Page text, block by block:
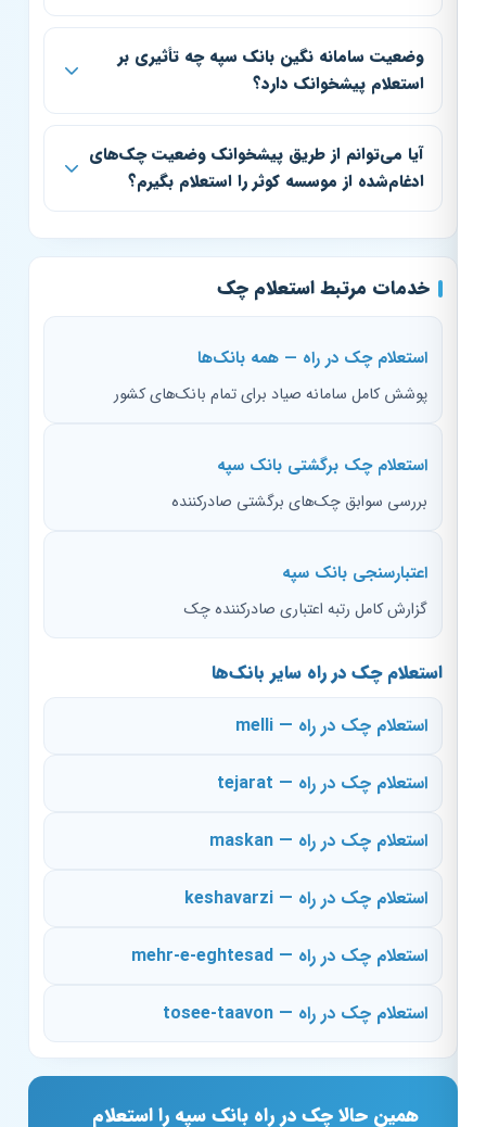
وضعیت سامانه نگین بانک سپه چه تأثیری بر
استعلام پیشخوانک دارد؟
آیا می‌توانم از طریق پیشخوانک وضعیت چک‌های
ادغام‌شده از موسسه کوثر را استعلام بگیرم؟
خدمات مرتبط استعلام چک
استعلام چک در راه — همه بانک‌ها
پوشش کامل سامانه صیاد برای تمام بانک‌های کشور
استعلام چک برگشتی بانک سپه
بررسی سوابق چک‌های برگشتی صادرکننده
اعتبارسنجی بانک سپه
گزارش کامل رتبه اعتباری صادرکننده چک
استعلام چک در راه سایر بانک‌ها
استعلام چک در راه — melli
استعلام چک در راه — tejarat
استعلام چک در راه — maskan
استعلام چک در راه — keshavarzi
استعلام چک در راه — mehr-e-eghtesad
استعلام چک در راه — tosee-taavon
همین حالا چک در راه بانک سپه را استعلام